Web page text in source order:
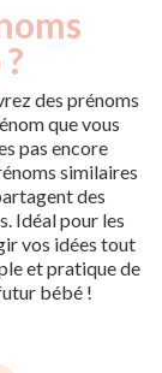
des prénoms
que vous
pas encore
similaires
des
Idéal pour les
vos idées tout
et pratique de
bébé !